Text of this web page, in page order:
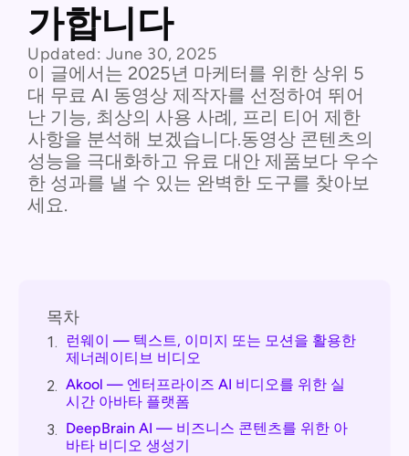
가합니다
Updated: June 30, 2025
이 글에서는 2025년 마케터를 위한 상위 5
대 무료 AI 동영상 제작자를 선정하여 뛰어
난 기능, 최상의 사용 사례, 프리 티어 제한
사항을 분석해 보겠습니다.동영상 콘텐츠의
성능을 극대화하고 유료 대안 제품보다 우수
한 성과를 낼 수 있는 완벽한 도구를 찾아보
세요.
목차
1.
런웨이 — 텍스트, 이미지 또는 모션을 활용한
제너레이티브 비디오
2. Akool — 엔터프라이즈 AI 비디오를 위한 실
시간 아바타 플랫폼
3. DeepBrain AI — 비즈니스 콘텐츠를 위한 아
바타 비디오 생성기